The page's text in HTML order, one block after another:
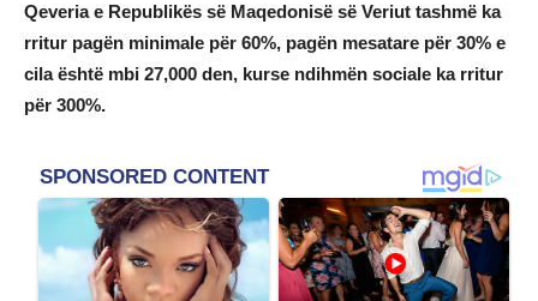
Qeveria e Republikës së Maqedonisë së Veriut tashmë ka
rritur pagën minimale për 60%, pagën mesatare për 30% e
cila është mbi 27,000 den, kurse ndihmën sociale ka rritur
për 300%.